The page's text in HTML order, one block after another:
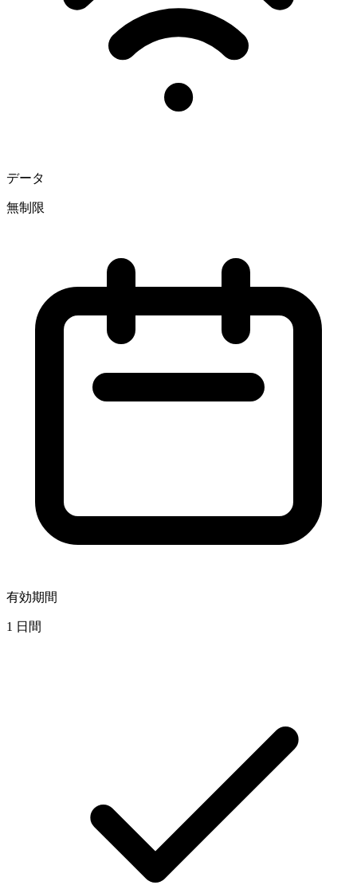
データ
無制限
有効期間
1 日間